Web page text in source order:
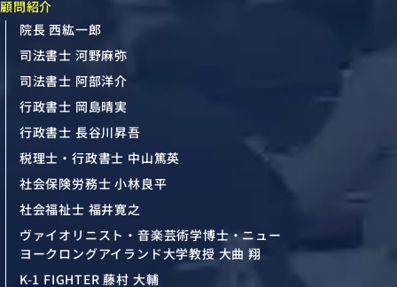
顧問紹介
院長 西紘一郎
司法書士 河野麻弥
司法書士 阿部洋介
行政書士 岡島晴実
行政書士 長谷川昇吾
税理士・行政書士 中山篤英
社会保険労務士 小林良平
社会福祉士 福井寛之
ヴァイオリニスト・音楽芸術学博士・ニュー
ヨークロングアイランド大学教授 大曲 翔
K-1 FIGHTER 藤村 大輔